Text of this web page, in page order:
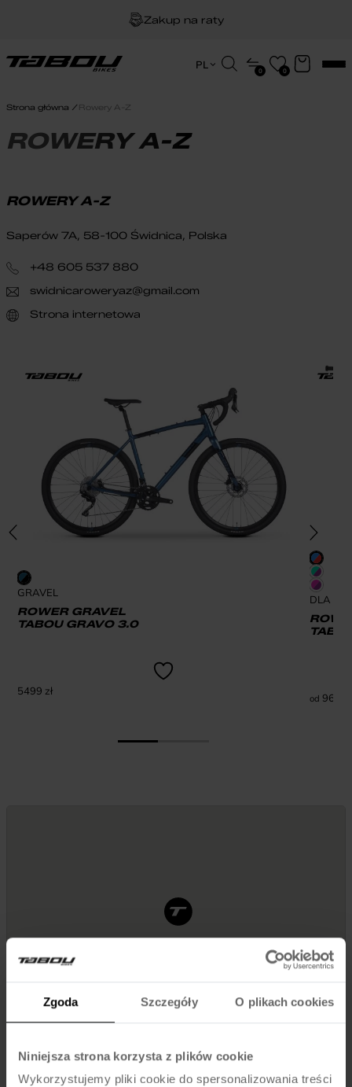
Zgoda Szczegóły O plikach cookies
Niniejsza strona korzysta z plików cookie
Wykorzystujemy pliki cookie do spersonalizowania treści
Zakup na raty
Dożywotnia gwarancja na ramę
PL
Wyszukiwarka
produktów
0 0
Strona główna Rowery A-Z
ROWERY A-Z
GRAVEL
ROWER GRAVEL
TABOU GRAVO 3.0
5499 zł
DLA
od 969
ROWERY A-Z
Saperów 7A, 58-100 Świdnica, Polska
+48 605 537 880
swidnicaroweryaz@gmail.com
Strona internetowa